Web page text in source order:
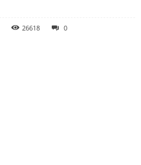
26618 0